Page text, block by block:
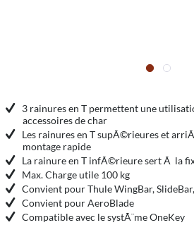
3 rainures en T permettent une
accessoires de char
Les rainures en T supÃ©rieures et
montage rapide
La rainure en T infÃ©rieure sert Ã la
Max. Charge utile 100 kg
Convient pour Thule WingBar,
Convient pour AeroBlade
Compatible avec le systÃ¨me OneKey